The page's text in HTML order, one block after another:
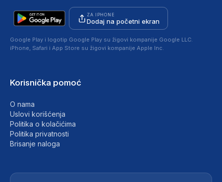
ZA IPHONE
Dodaj na početni ekran
Google Play i logotip Google Play su žigovi kompanije Google LLC.
iPhone, Safari i App Store su žigovi kompanije Apple Inc.
Korisnička pomoć
O nama
Uslovi korišćenja
Politika o kolačićima
Politika privatnosti
Brisanje naloga